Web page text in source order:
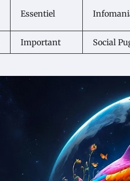
Essentiel
Important Social